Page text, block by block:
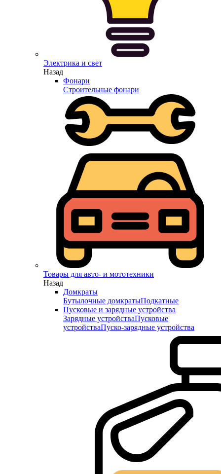
Электрика и свет
Назад
Фонари
Строительные фонари
Товары для авто- и мототехники
Назад
Домкраты
Бутылочные домкратыПодкатные
Пусковые и зарядные устройства
Зарядные устройстваПусковые
устройстваПуско-зарядные устройства